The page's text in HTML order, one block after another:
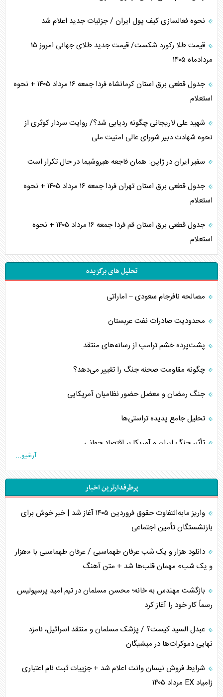
نحوه فعالسازی کیف پول ایران / جزئیات جدید اعلام شد
قیمت طلا رکورد شکست/ قیمت جدید طلای جهانی امروز ۱۵
مردادماه ۱۴۰۵
جدول قطعی برق استان کرمانشاه فردا جمعه ۱۶ مرداد ۱۴۰۵ + نحوه
استعلام
شهید علی لاریجانی چگونه ردیابی شد؟/ روایت سردار کوثری از
نحوه شهادت دبیر شورای عالی امنیت ملی
سفیر ایران در ژاپن: همان فاجعه هیروشیما در حال تکرار است
جدول قطعی برق استان تهران فردا جمعه ۱۶ مرداد ۱۴۰۵ + نحوه
استعلام
جدول قطعی برق استان قم فردا جمعه ۱۶ مرداد ۱۴۰۵ + نحوه
استعلام
تحلیل های برگزیده
مصالحه نافرجام سعودی – اماراتی
محدودیت صادرات نفت عربستان
پشت‌پرده خشم ترامپ از رسانه‌های منتقد
چگونه مقاومت صحنه جنگ را تغییر می‌دهد؟
جنگ رمضان و معضل حضور نظامیان آمریکایی
تحلیل جامع پدیده تراستی‌ها
تأثیر جنگ ایران و آمریکا بر اقتصاد جهانی
اربعین، کابوس مشترک تل‌آویو-واشنگتن
برنامه هفتم توسعه در نقطه کور سیاستگذاری
اوکراین بازوی مخرب آمریکا در غرب آسیا
اهمیت راهبردی اردن برای آمریکا
پیام، ظرفیت بالفعل‌نشده تجارت ایران
همسویی عربستان با سنتکام علیه متحدان ایران
ترامپ و توهم خلع سلاح حماس
چرا کویت به دنبال شریک امنیتی جدید است؟
آرشیو...
پرطرفدارترین اخبار
واریز مابه‌التفاوت حقوق فروردین ۱۴۰۵ آغاز شد | خبر خوش برای
بازنشستگان تأمین اجتماعی
دانلود هزار و یک شب عرفان طهماسبی / عرفان طهماسبی با «هزار
و یک شب» مهمان قلب‌ها شد + متن آهنگ
بازگشت مهندس به خانه؛ محسن مسلمان در تیم امید پرسپولیس
رسماً کار خود را آغاز کرد
عبدل السید کیست؟ / پزشک مسلمان و منتقد اسرائیل، نامزد
نهایی دموکرات‌ها در میشیگان
شرایط فروش نیسان وانت اعلام شد + جزییات ثبت نام اعتباری
زامیاد EX مرداد ۱۴۰۵